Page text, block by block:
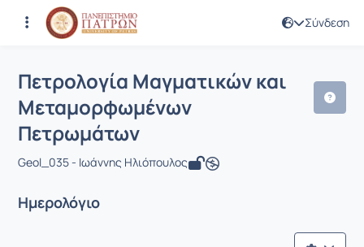
Σύνδεση
Μάθημα : Πετρολογία Μαγματικών
Κωδικός : GEO308
Πετρολογία Μαγματικών και
Μεταμορφωμένων
Πετρωμάτων
Geol_035 - Ιωάννης Ηλιόπουλος
Ημερολόγιο